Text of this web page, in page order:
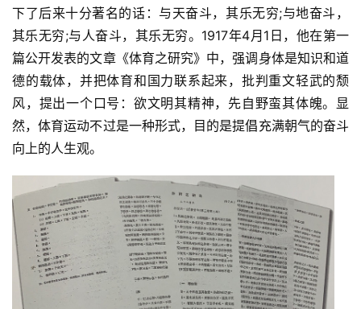
下了后来十分著名的话：与天奋斗，其乐无穷;与地奋斗，
其乐无穷;与人奋斗，其乐无穷。1917年4月1日，他在第一
篇公开发表的文章《体育之研究》中，强调身体是知识和道
德的载体，并把体育和国力联系起来，批判重文轻武的颓
风，提出一个口号：欲文明其精神，先自野蛮其体魄。显
然，体育运动不过是一种形式，目的是提倡充满朝气的奋斗
向上的人生观。